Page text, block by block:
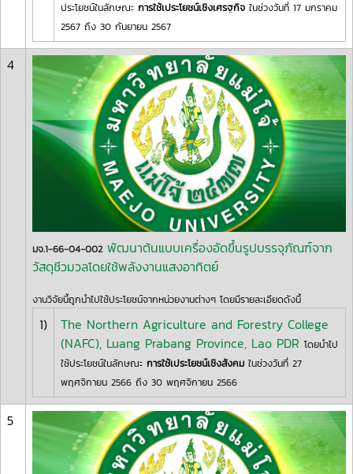
ประโยชน์ในลักษณะ การใช้เประโยชน์เชิงเศรฐกิจ ในช่วงวันที่ 17 มกราคม
2567 ถึง 30 กันยายน 2567
4
มจ.1-66-04-002 พัฒนาต้นแบบเครื่องอัดขึ้นรูปบรรจุภัณฑ์จาก
วัสดุชีวมวลโดยใช้พลังงานแสงอาทิตย์
งานวิจัยนี้ถูกนำไปใช้ประโยชน์จากหน่วยงานต่างๆ โดยมีรายละเอียดดังนี้
1)
The Northern Agriculture and Forestry College
(NAFC), Luang Prabang Province, Lao PDR โดยนำไป
ใช้ประโยชน์ในลักษณะ การใช้เประโยชน์เชิงสังคม ในช่วงวันที่ 27
พฤศจิกายน 2566 ถึง 30 พฤศจิกายน 2566
5